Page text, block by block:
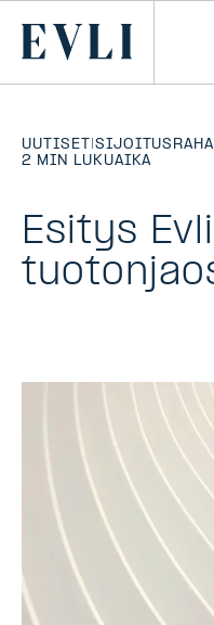
Primary
UUTISET |
2 MIN LUKUAIKA
Esitys